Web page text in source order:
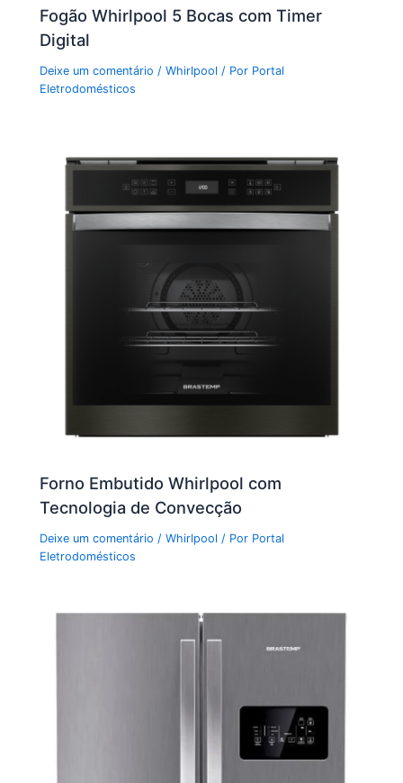
Fogão Whirlpool 5 Bocas com Timer
Digital
Deixe um comentário /Whirlpool / Por Portal
Eletrodomésticos
Forno Embutido Whirlpool com
Tecnologia de Convecção
Deixe um comentário /Whirlpool / Por Portal
Eletrodomésticos